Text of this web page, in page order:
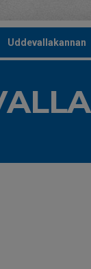
Uddevallakannan